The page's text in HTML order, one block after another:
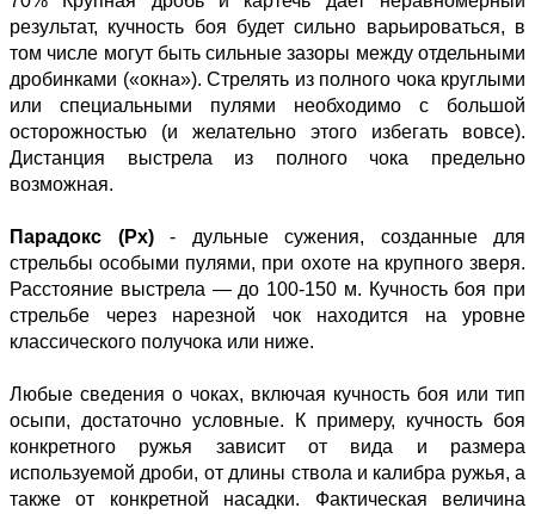
результат, кучность боя будет сильно варьироваться, в
том числе могут быть сильные зазоры между отдельными
дробинками («окна»). Стрелять из полного чока круглыми
или специальными пулями необходимо с большой
осторожностью (и желательно этого избегать вовсе).
Дистанция выстрела из полного чока предельно
возможная.
Парадокс (Px)- дульные сужения, созданные для
стрельбы особыми пулями, при охоте на крупного зверя.
Расстояние выстрела — до 100-150 м. Кучность боя при
стрельбе через нарезной чок находится на уровне
классического получока или ниже.
Любые сведения о чоках, включая кучность боя или тип
осыпи, достаточно условные. К примеру, кучность боя
конкретного ружья зависит от вида и размера
используемой дроби, от длины ствола и калибра ружья, а
также от конкретной насадки. Фактическая величина